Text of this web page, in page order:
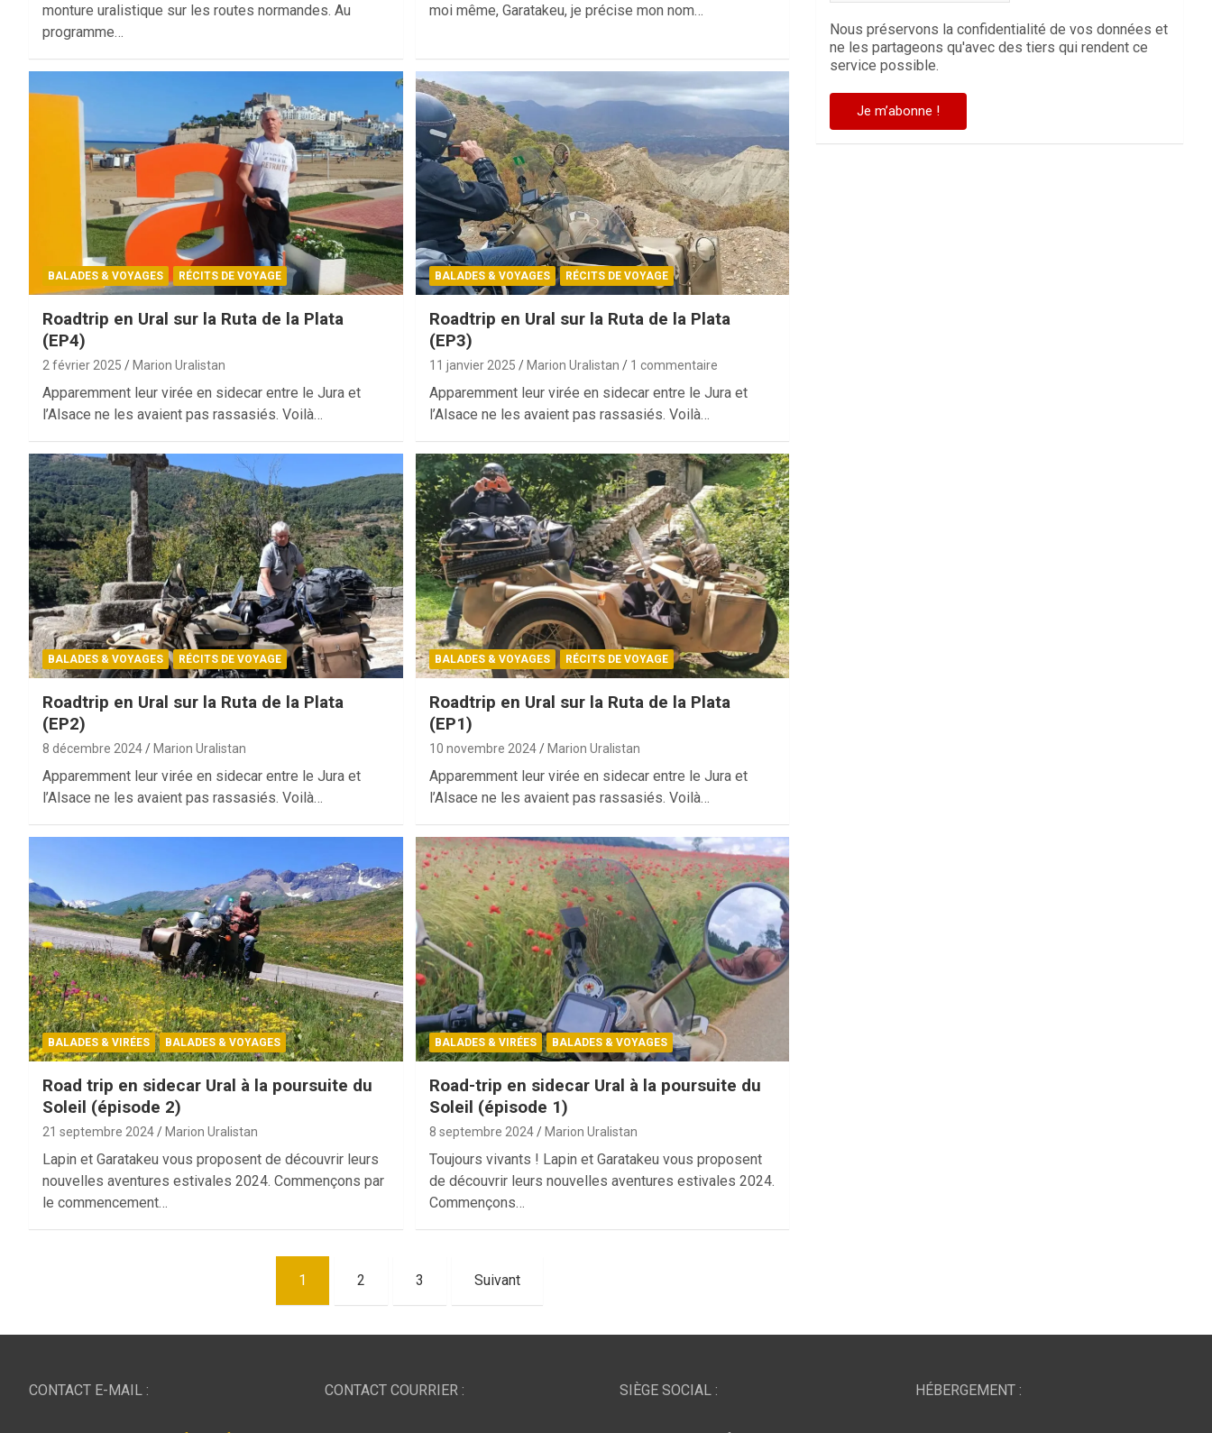
monture uralistique sur les routes normandes. Au
programme…
moi même, Garatakeu, je précise mon nom…
BALADES & VOYAGES RÉCITS DE VOYAGE
Roadtrip en Ural sur la Ruta de la Plata
(EP4)
2 février 2025 Marion Uralistan
Apparemment leur virée en sidecar entre le Jura et
l’Alsace ne les avaient pas rassasiés. Voilà…
BALADES & VOYAGES RÉCITS DE VOYAGE
Roadtrip en Ural sur la Ruta de la Plata
(EP3)
11 janvier 2025 Marion Uralistan 1 commentaire
Apparemment leur virée en sidecar entre le Jura et
l’Alsace ne les avaient pas rassasiés. Voilà…
BALADES & VOYAGES RÉCITS DE VOYAGE
Roadtrip en Ural sur la Ruta de la Plata
(EP2)
8 décembre 2024 Marion Uralistan
Apparemment leur virée en sidecar entre le Jura et
l’Alsace ne les avaient pas rassasiés. Voilà…
BALADES & VOYAGES RÉCITS DE VOYAGE
Roadtrip en Ural sur la Ruta de la Plata
(EP1)
10 novembre 2024 Marion Uralistan
Apparemment leur virée en sidecar entre le Jura et
l’Alsace ne les avaient pas rassasiés. Voilà…
BALADES & VIRÉES BALADES & VOYAGES
Road trip en sidecar Ural à la poursuite du
Soleil (épisode 2)
21 septembre 2024 Marion Uralistan
Lapin et Garatakeu vous proposent de découvrir leurs
nouvelles aventures estivales 2024. Commençons par
le commencement…
BALADES & VIRÉES BALADES & VOYAGES
Road-trip en sidecar Ural à la poursuite du
Soleil (épisode 1)
8 septembre 2024 Marion Uralistan
Toujours vivants ! Lapin et Garatakeu vous proposent
de découvrir leurs nouvelles aventures estivales 2024.
Commençons…
publications
1 2 3 Suivant
Nous préservons la confidentialité de vos données et
ne les partageons qu'avec des tiers qui rendent ce
service possible.
CONTACT E-MAIL : CONTACT COURRIER : SIÈGE SOCIAL : HÉBERGEMENT :